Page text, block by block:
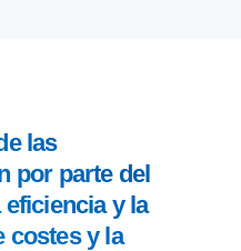
las
por parte del
y la
costes y la